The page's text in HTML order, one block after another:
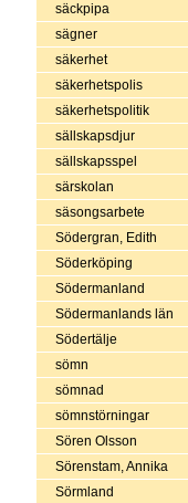
säckpipa
sägner
säkerhet
säkerhetspolis
säkerhetspolitik
sällskapsdjur
sällskapsspel
särskolan
säsongsarbete
Södergran, Edith
Söderköping
Södermanland
Södermanlands län
Södertälje
sömn
sömnad
sömnstörningar
Sören Olsson
Sörenstam, Annika
Sörmland